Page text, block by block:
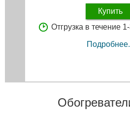
Купить
Отгрузка в течение